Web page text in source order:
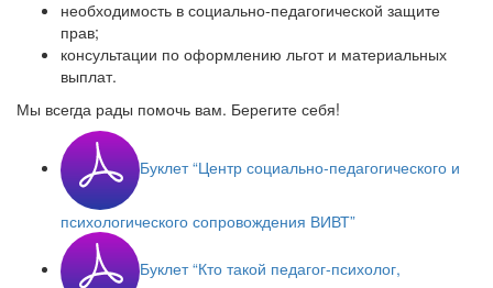
необходимость в социально-педагогической защите
прав;
консультации по оформлению льгот и материальных
выплат.
Мы всегда рады помочь вам. Берегите себя!
Буклет “Центр социально-педагогического и
психологического сопровождения ВИВТ”
Буклет “Кто такой педагог-психолог,